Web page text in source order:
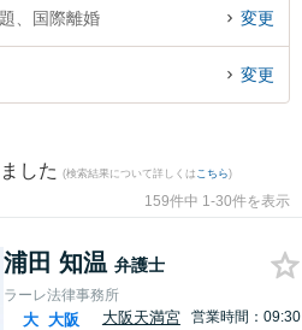
ラブルを今すぐに弁護士に相談したい』
な近くの弁護士を検索したい』『初回相
阪府内の弁護士に相談予約したい』など
、国際離婚 変更
変更
した (検索結果について詳しくは こちら)
159件中 1-30件を表示
浦田 知温 弁護士
ラーレ法律事務所
大 大阪
大阪天満宮
営業時間：09:30